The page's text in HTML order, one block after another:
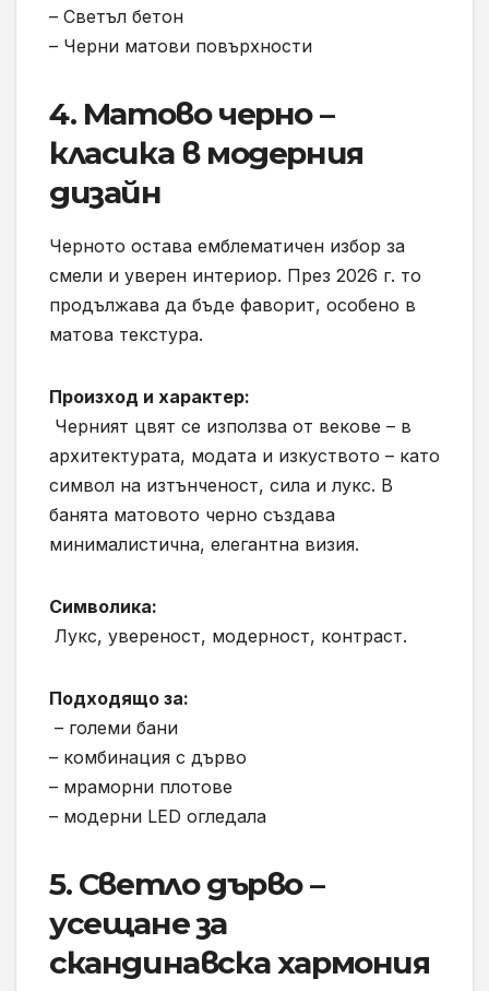
– Светъл бетон
– Черни матови повърхности
4. Матово черно –
класика в модерния
дизайн
Черното остава емблематичен избор за
смели и уверен интериор. През 2026 г. то
продължава да бъде фаворит, особено в
матова текстура.
Произход и характер:
Черният цвят се използва от векове – в
архитектурата, модата и изкуството – като
символ на изтънченост, сила и лукс. В
банята матовото черно създава
минималистична, елегантна визия.
Символика:
Лукс, увереност, модерност, контраст.
Подходящо за:
– големи бани
– комбинация с дърво
– мраморни плотове
– модерни LED огледала
5. Светло дърво –
усещане за
скандинавска хармония